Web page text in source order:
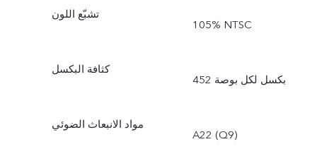
تشبّع اللون
105% NTSC
كثافة البكسل
452 بكسل لكل بوصة
مواد الانبعاث الضوئي
A22 (Q9)